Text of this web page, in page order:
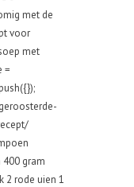
met de
voor
met
=
gram
2 rode uien 1